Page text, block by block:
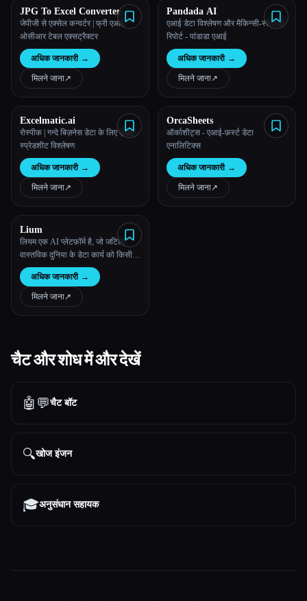
JPG To Excel Converter
जेपीजी से एक्सेल कन्वर्टर | फ्री एआई
ओसीआर टेबल एक्सट्रैक्टर
अधिक जानकारी →
मिलने जाना↗︎
Pandada AI
एआई डेटा विश्लेषण और मैकिन्सी-स्तर की
रिपोर्ट - पांडाडा एआई
अधिक जानकारी →
मिलने जाना↗︎
Excelmatic.ai
रोस्पीक | गन्दे बिज़नेस डेटा के लिए एआई
स्प्रेडशीट विश्लेषण
अधिक जानकारी →
मिलने जाना↗︎
OrcaSheets
ऑर्काशीट्स - एआई-फ़र्स्ट डेटा
एनालिटिक्स
अधिक जानकारी →
मिलने जाना↗︎
Lium
लियम एक AI प्लेटफ़ॉर्म है, जो जटिल,
वास्तविक दुनिया के डेटा कार्य को किसी के
भी लिए सुलभ बनाता है।
अधिक जानकारी →
मिलने जाना↗︎
चैट और शोध में और देखें
🤖💬चैट बॉट
🔍खोज इंजन
🎓अनुसंधान सहायक